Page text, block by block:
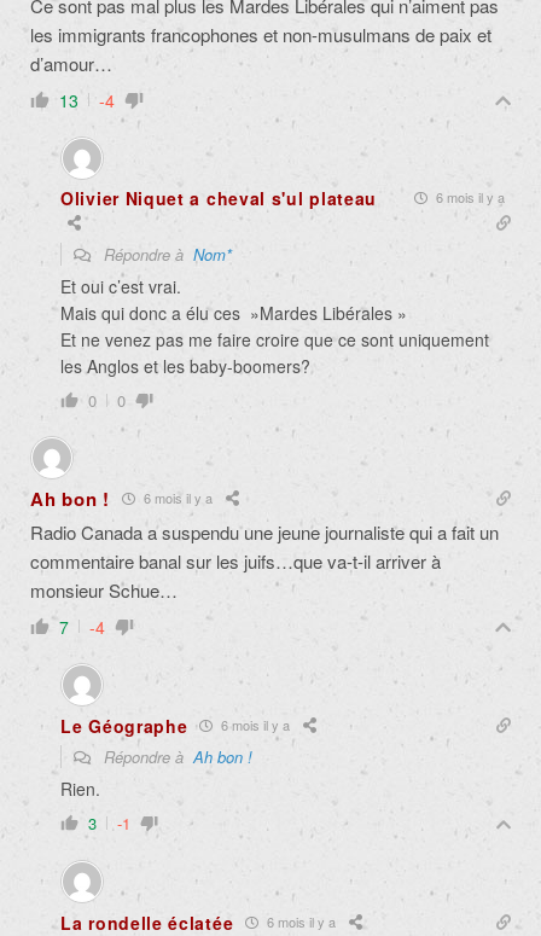
les immigrants francophones et non-musulmans de paix et
d’amour…
13 -4
Olivier Niquet a cheval s'ul plateau 6 mois il y a
Répondre à Nom*
Et oui c’est vrai.
Mais qui donc a élu ces »Mardes Libérales »
Et ne venez pas me faire croire que ce sont uniquement
les Anglos et les baby-boomers?
0 0
Ah bon ! 6 mois il y a
Radio Canada a suspendu une jeune journaliste qui a fait un
commentaire banal sur les juifs…que va-t-il arriver à
monsieur Schue…
7 -4
Le Géographe 6 mois il y a
Répondre à Ah bon !
Rien.
3 -1
La rondelle éclatée 6 mois il y a